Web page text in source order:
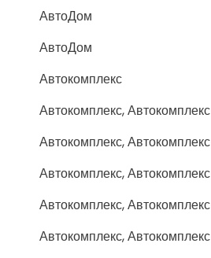
АвтоДом
АвтоДом
Автокомплекс
Автокомплекс, Автокомплекс
Автокомплекс, Автокомплекс
Автокомплекс, Автокомплекс
Автокомплекс, Автокомплекс
Автокомплекс, Автокомплекс